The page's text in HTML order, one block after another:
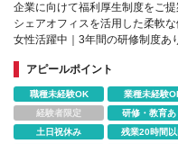
企業に向けて福利厚生制度をご
シェアオフィスを活用した柔軟
女性活躍中｜3年間の研修制度あ
アピールポイント
職種未経験OK 業種未経験
経験者限定
研修・教育あ
土日祝休み
残業20時間